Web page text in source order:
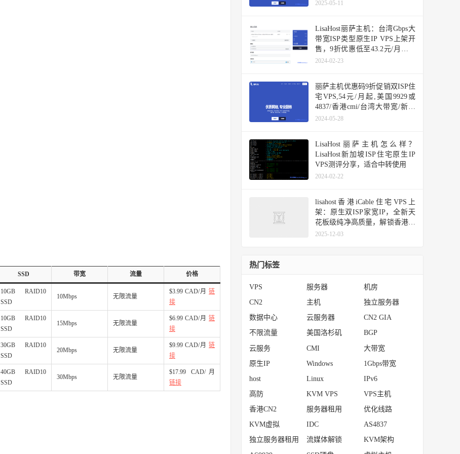
SSD 带宽 流量 价格
10GB RAID10
SSD
10Mbps 无限流量
$3.99 CAD/月 链
接
10GB RAID10
SSD
15Mbps 无限流量
$6.99 CAD/月 链
接
30GB RAID10
SSD
20Mbps 无限流量
$9.99 CAD/月 链
接
40GB RAID10
SSD
30Mbps 无限流量
$17.99 CAD/月
链接
2025-05-11
LisaHost丽萨主机：台湾Gbps大
带宽ISP类型原生IP VPS上架开
售，9折优惠低至43.2元/月，年
付款366元，推荐作为落地机用
2024-02-23
丽萨主机优惠码9折促销双ISP住
宅VPS,54元/月起,美国9929或
4837/香港cmi/台湾大带宽/新加
坡大带宽/日本原生IP
2024-05-28
LisaHost丽萨主机怎么样？
LisaHost新加坡ISP住宅原生IP
VPS测评分享，适合中转使用
2024-02-22
lisahost香港iCable住宅VPS上
架：原生双ISP家宽IP，全新天
花板级纯净高质量，解锁香港所
有服务，接受独享整段IP定制交
2025-12-03
热门标签
VPS 服务器 机房
CN2 主机 独立服务器
数据中心 云服务器 CN2 GIA
不限流量 美国洛杉矶 BGP
云服务 CMI 大带宽
原生IP Windows 1Gbps带宽
host Linux IPv6
高防 KVM VPS VPS主机
香港CN2 服务器租用 优化线路
KVM虚拟 IDC AS4837
独立服务器租用 流媒体解锁 KVM架构